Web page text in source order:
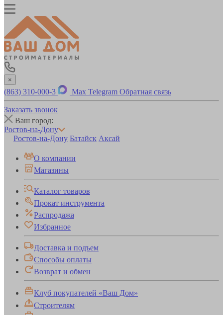
×
(863) 310-000-3 Max Telegram Обратная связь
Заказать звонок
Ваш город:
Ростов-на-Дону
Ростов-на-Дону Батайск Аксай
О компании
Магазины
Каталог товаров
Прокат инструмента
Распродажа
Избранное
Доставка и подъем
Способы оплаты
Возврат и обмен
Клуб покупателей «Ваш Дом»
Строителям